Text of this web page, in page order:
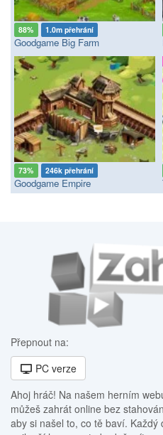
88% 1.0m přehrání
Goodgame Big Farm
73% 246k přehrání
Goodgame Empire
Přepnout na:
PC verze
Ahoj hráč! Na našem herním
můžeš zahrát online bez
aby si našel to, co tě baví.